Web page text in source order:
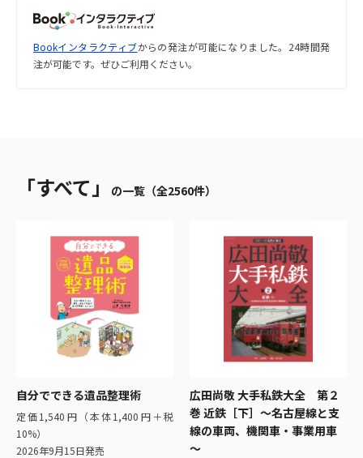
Bookインタラクティブからの発注が可能になりました。24時間発
注が可能です。ぜひご利用ください。
「すべて」 の一覧（全2560件）
自分でできる遺品整理術
定価1,540円（本体1,400円＋税
10%）
2026年9月15日発売
広田尚敬 大手私鉄大全 第２
巻 近鉄［下］～名古屋線と支
線の車両、機関車・事業用車
～